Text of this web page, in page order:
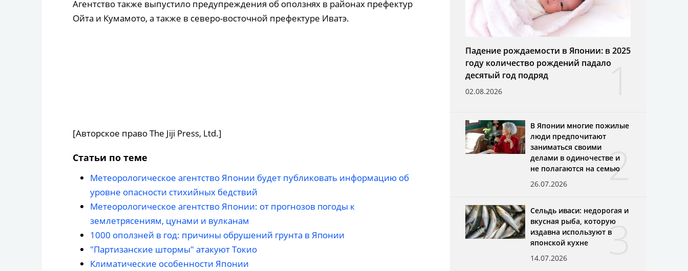
Агентство также выпустило предупреждения об оползнях в районах префектур
Ойта и Кумамото, а также в северо-восточной префектуре Иватэ.
[Авторское право The Jiji Press, Ltd.]
Статьи по теме
Метеорологическое агентство Японии будет публиковать информацию об
уровне опасности стихийных бедствий
Метеорологическое агентство Японии: от прогнозов погоды к
землетрясениям, цунами и вулканам
1000 оползней в год: причины обрушений грунта в Японии
"Партизанские штормы" атакуют Токио
Климатические особенности Японии
1
Падение рождаемости в Японии: в 2025
году количество рождений падало
десятый год подряд
02.08.2026
2
В Японии многие пожилые
люди предпочитают
заниматься своими
делами в одиночестве и
не полагаются на семью
26.07.2026
3
Сельдь иваси: недорогая и
вкусная рыба, которую
издавна используют в
японской кухне
14.07.2026